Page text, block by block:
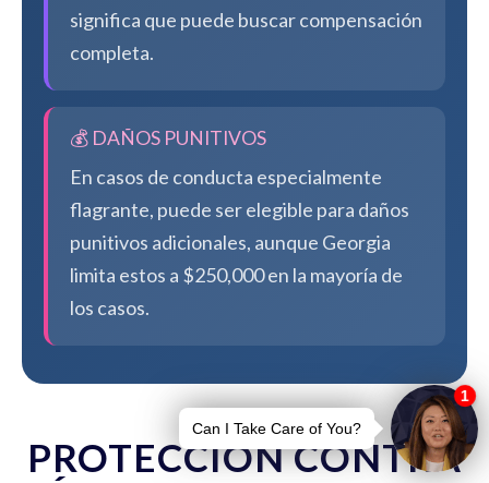
significa que puede buscar compensación
completa.
💰 DAÑOS PUNITIVOS
En casos de conducta especialmente
flagrante, puede ser elegible para daños
punitivos adicionales, aunque Georgia
limita estos a $250,000 en la mayoría de
los casos.
PROTECCIÓN CONTRA